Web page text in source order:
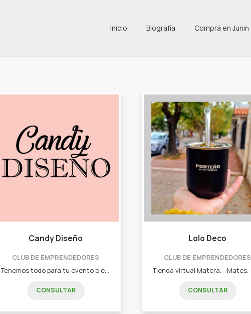
Inicio Biografía Comprá en Junin
Candy Diseño
CLUB DE EMPRENDEDORES
Tenemos todo para tu evento o emprendimiento. - Tarjetería. - Invitaciones digitales. - Banderines. - Souvenirs. - Etiquetas adhesivas. - Banner. - Diseños personalizados. - Milk box. - Foto imán. - Calendarios.
CONSULTAR
Lolo Deco
CLUB DE EMPRENDEDORES
CONSULTAR